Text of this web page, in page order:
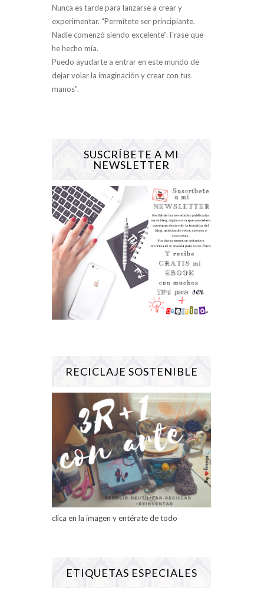
Nunca es tarde para lanzarse a crear y
experimentar. “Permítete ser principiante.
Nadie comenzó siendo excelente”. Frase que
he hecho mía.
Puedo ayudarte a entrar en este mundo de
dejar volar la imaginación y crear con tus
manos".
SUSCRÍBETE A MI
NEWSLETTER
RECICLAJE SOSTENIBLE
clica en la imagen y entérate de todo
ETIQUETAS ESPECIALES